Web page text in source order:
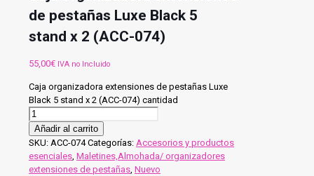
de pestañas Luxe Black 5
stand x 2 (ACC-074)
55,00€ IVA no Incluido
Caja organizadora extensiones de pestañas Luxe
Black 5 stand x 2 (ACC-074) cantidad
Añadir al carrito
SKU: ACC-074 Categorías: Accesorios y productos
esenciales Maletines,Almohada/ organizadores
extensiones de pestañas Nuevo